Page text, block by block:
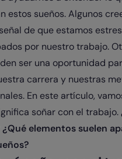
estos sueños. Algunos
de que estamos
por nuestro trabajo.
ser una oportunidad
carrera y nuestras
En este artículo,
soñar con el trabajo.
elementos suelen